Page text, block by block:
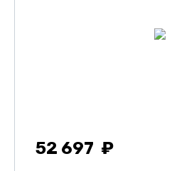
52 697